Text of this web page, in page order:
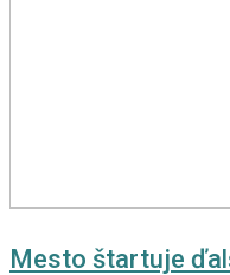
Mesto štartuje